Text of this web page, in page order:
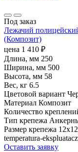
Под заказ
Лежачий
(Композит)
цена 1 410 ₽
Длина, мм 250
Ширина, мм 500
Высота, мм 58
Вес, кг 6.5
Цветовой вариант
Материал Композит
Количество
Тип крепежа
Размер крепежа
temperatura-
Оставить заявку